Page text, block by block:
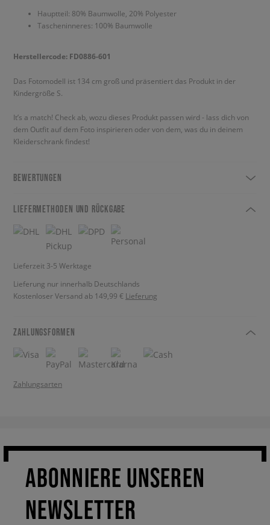
Hauptteil: 80% Baumwolle, 20% Polyester
Tascheninneres: 100% Baumwolle
Herstellercode: FD0886-601
Das Fotomodell ist 134 cm groß und präsentiert das Produkt in der
Kindergröße S.
It’s a match! Check ab, wozu dieses Produkt passen wird - lass dich von
dem Outfit auf dem Foto inspirieren oder von dem, was du in deinem
Kleiderschrank findest!
BEWERTUNGEN
LIEFERMETHODEN UND RÜCKGABE
Lieferzeit 3-5 Werktage
Lieferung nur innerhalb Deutschlands
Kostenloser Versand ab 149,99 € Lieferung
ZAHLUNGSFORMEN
Zahlungsarten
ABONNIERE UNSEREN
NEWSLETTER